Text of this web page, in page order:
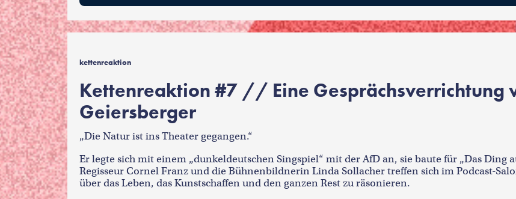
kettenreaktion
Kettenreaktion #7 // Eine Gesprächsverrichtung
Geiersberger
„Die Natur ist ins Theater gegangen.“
Er legte sich mit einem „dunkeldeutschen Singspiel“ mit der AfD an, sie baute für „Das Ding
Regisseur Cornel Franz und die Bühnenbildnerin Linda Sollacher treffen sich im Podcast-
über das Leben, das Kunstschaffen und den ganzen Rest zu räsonieren.